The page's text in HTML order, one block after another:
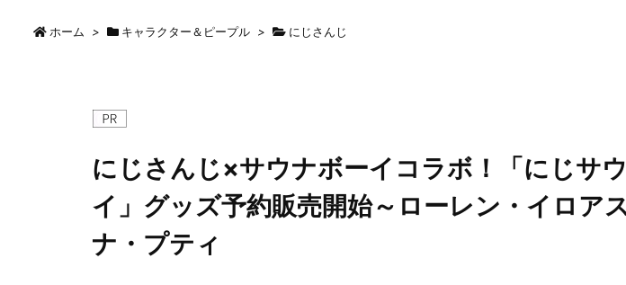
ホーム > キャラクター＆ピープル > にじさんじ
にじさんじ×サウナボーイコラボ！「にじサ
イ」グッズ予約販売開始～ローレン・イロア
ナ・プティ